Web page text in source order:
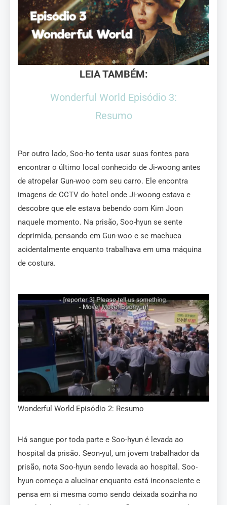
LEIA TAMBÉM:
Wonderful World Episódio 3:
Resumo
Por outro lado, Soo-ho tenta usar suas fontes para
encontrar o último local conhecido de Ji-woong antes
de atropelar Gun-woo com seu carro. Ele encontra
imagens de CCTV do hotel onde Ji-woong estava e
descobre que ele estava bebendo com Kim Joon
naquele momento. Na prisão, Soo-hyun se sente
deprimida, pensando em Gun-woo e se machuca
acidentalmente enquanto trabalhava em uma máquina
de costura.
Wonderful World Episódio 2: Resumo
Há sangue por toda parte e Soo-hyun é levada ao
hospital da prisão. Seon-yul, um jovem trabalhador da
prisão, nota Soo-hyun sendo levada ao hospital. Soo-
hyun começa a alucinar enquanto está inconsciente e
pensa em si mesma como sendo deixada sozinha no